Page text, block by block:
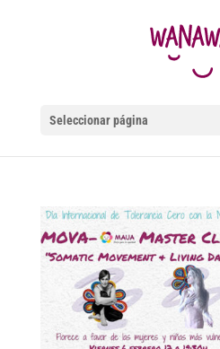
Seleccionar página